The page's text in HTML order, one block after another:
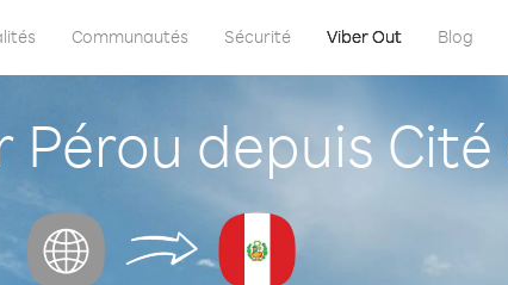
Communautés Sécurité Viber Out Blog
depuis